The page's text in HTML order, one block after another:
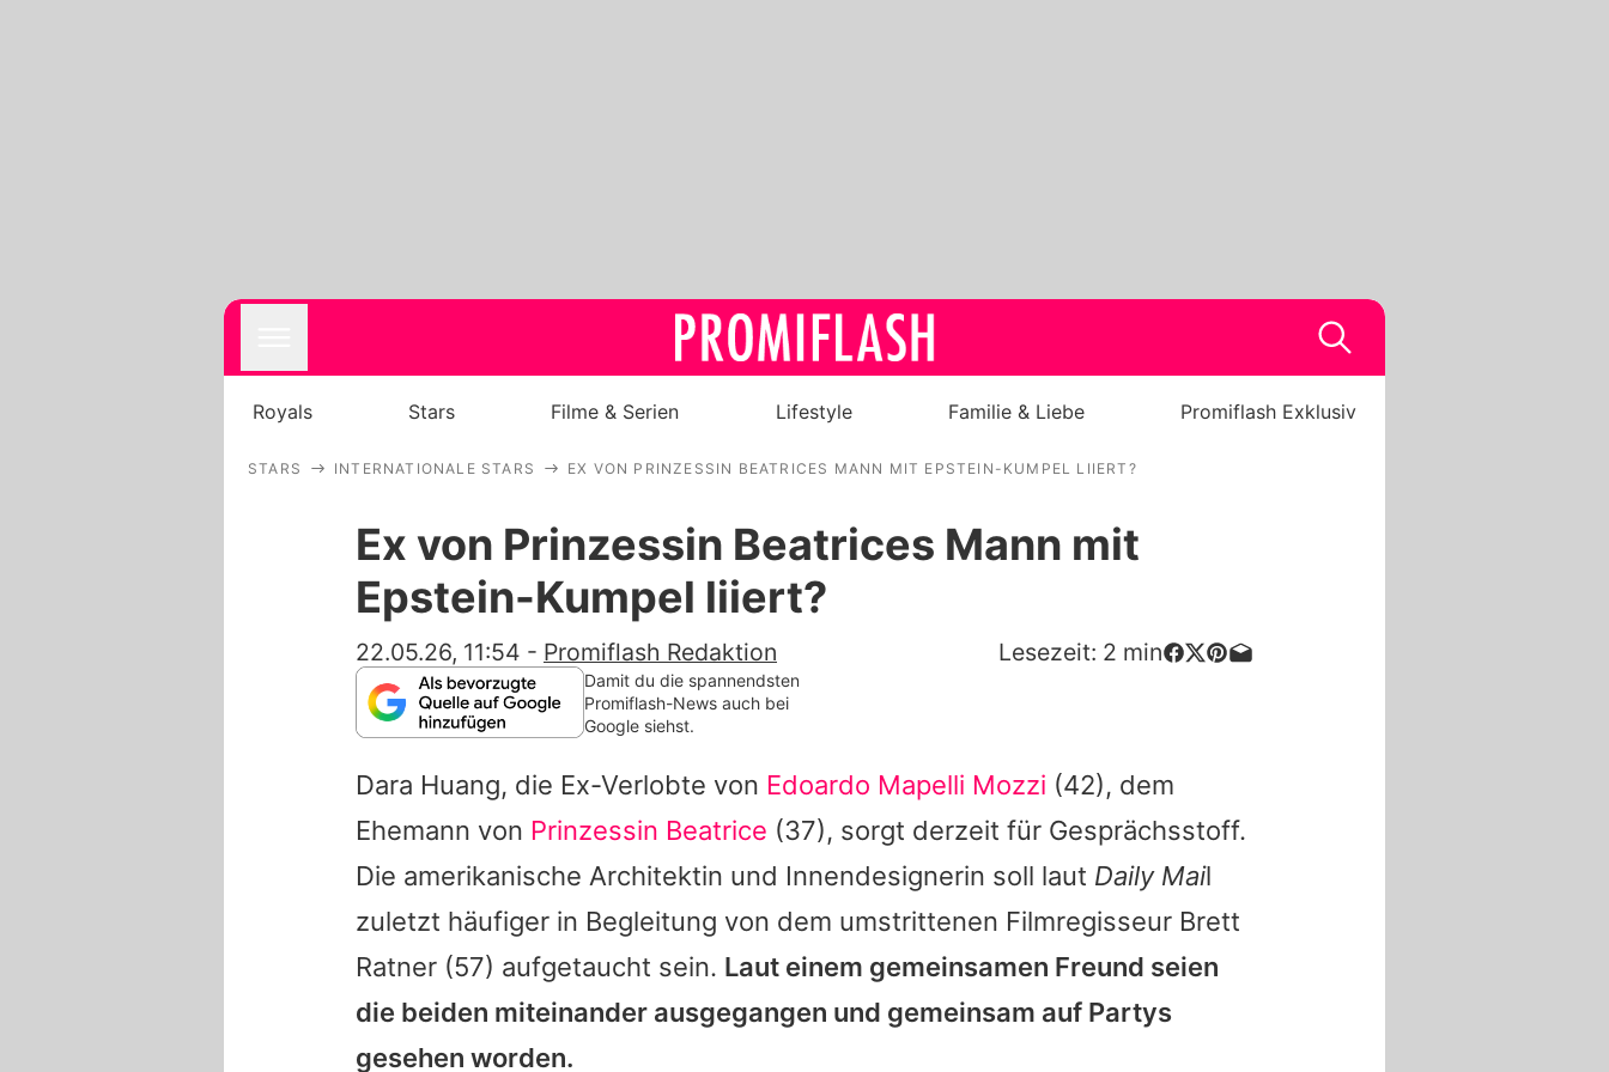
Royals
Stars
Filme & Serien
Familie & Liebe
Alle Themen auf Promiflash
App runterladen
Team
Redaktionelle Richtlinien
Royals Stars Filme & Serien Lifestyle Familie & Liebe Promiflash Exklusiv
STARS INTERNATIONALE STARS EX VON PRINZESSIN BEATRICES MANN MIT EPSTEIN-KUMPEL LIIERT?
Ex von Prinzessin Beatrices Mann mit
Epstein-Kumpel liiert?
22.05.26, 11:54 - Promiflash Redaktion Lesezeit: 2 min
Damit du die spannendsten
Promiflash-News auch bei
Google siehst.
Dara Huang, die Ex-Verlobte von Edoardo Mapelli Mozzi (42), dem
Ehemann von Prinzessin Beatrice (37), sorgt derzeit für Gesprächsstoff.
Die amerikanische Architektin und Innendesignerin soll laut Daily Mail
zuletzt häufiger in Begleitung von dem umstrittenen Filmregisseur Brett
Ratner (57) aufgetaucht sein. Laut einem gemeinsamen Freund seien
die beiden miteinander ausgegangen und gemeinsam auf Partys
gesehen worden.